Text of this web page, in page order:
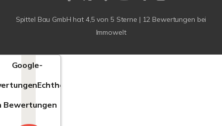
Spittel Bau GmbH hat 4,5 von 5 Sterne | 12 Bewertungen bei
Immowelt
Google-
Echtheit
Bewertungen